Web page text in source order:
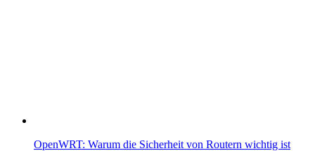
OpenWRT: Warum die Sicherheit von Routern wichtig ist